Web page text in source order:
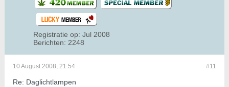
Registratie op: Jul 2008
Berichten: 2248
#11
10 August 2008, 21:54
Re: Daglichtlampen